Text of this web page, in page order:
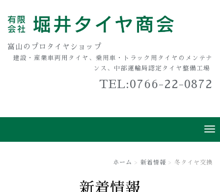
富山のプロタイヤショップ
建設・産業車両用タイヤ、乗用車・トラック用タイヤのメンテナ
ンス、中部運輸局認定タイヤ整備工場
TEL:0766-22-0872
ホーム 新着情報 冬タイヤ交換
新着情報